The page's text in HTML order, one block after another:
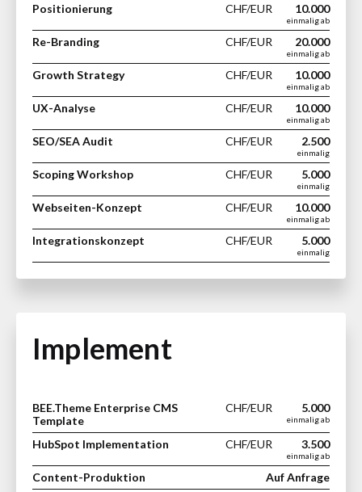
Positionierung CHF/EUR 10.000
einmalig ab
Re-Branding CHF/EUR 20.000
einmalig ab
Growth Strategy CHF/EUR 10.000
einmalig ab
UX-Analyse CHF/EUR 10.000
einmalig ab
SEO/SEA Audit CHF/EUR 2.500
einmalig
Scoping Workshop CHF/EUR 5.000
einmalig
Webseiten-Konzept CHF/EUR 10.000
einmalig ab
Integrationskonzept CHF/EUR 5.000
einmalig
Implement
BEE.Theme Enterprise CMS
Template
CHF/EUR 5.000
einmalig ab
HubSpot Implementation CHF/EUR 3.500
einmalig ab
Content-Produktion
Auf Anfrage